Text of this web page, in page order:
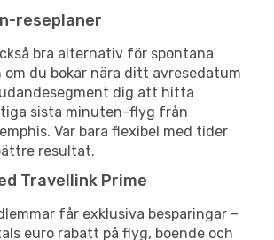
reseplaner
bra alternativ för spontana
om du bokar nära ditt avresedatum
dig att hitta
sista minuten-flyg från
Var bara flexibel med tider
resultat.
Travellink Prime
får exklusiva besparingar –
euro rabatt på flyg, boende och